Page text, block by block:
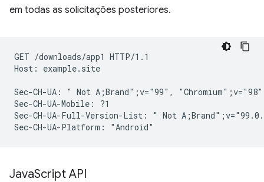
em todas as solicitações posteriores.
GET /downloads/app1 HTTP/1.1
Host: example.site
Sec-CH-UA: " Not A;Brand";v="99",
Sec-CH-UA-Mobile: ?1
Sec-CH-UA-Full-Version-List: " Not
JavaScript API